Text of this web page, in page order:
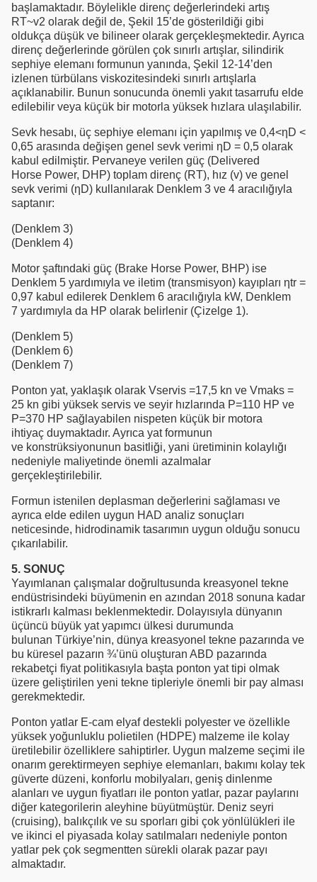
başlamaktadır. Böylelikle direnç değerlerindeki artış
RT~v2 olarak değil de, Şekil 15’de gösterildiği gibi
oldukça düşük ve bilineer olarak gerçekleşmektedir. Ayrıca
direnç değerlerinde görülen çok sınırlı artışlar, silindirik
sephiye elemanı formunun yanında, Şekil 12-14’den
izlenen türbülans viskozitesindeki sınırlı artışlarla
açıklanabilir. Bunun sonucunda önemli yakıt tasarrufu elde
edilebilir veya küçük bir motorla yüksek hızlara ulaşılabilir.
Sevk hesabı, üç sephiye elemanı için yapılmış ve 0,4<ηD <
0,65 arasında değişen genel sevk verimi ηD = 0,5 olarak
kabul edilmiştir. Pervaneye verilen güç (Delivered
Horse Power, DHP) toplam direnç (RT), hız (v) ve genel
sevk verimi (ηD) kullanılarak Denklem 3 ve 4 aracılığıyla
saptanır:
(Denklem 3)
(Denklem 4)
Motor şaftındaki güç (Brake Horse Power, BHP) ise
Denklem 5 yardımıyla ve iletim (transmisyon) kayıpları ηtr =
0,97 kabul edilerek Denklem 6 aracılığıyla kW, Denklem
7 yardımıyla da HP olarak belirlenir (Çizelge 1).
(Denklem 5)
(Denklem 6)
(Denklem 7)
Ponton yat, yaklaşık olarak Vservis =17,5 kn ve Vmaks =
25 kn gibi yüksek servis ve seyir hızlarında P=110 HP ve
P=370 HP sağlayabilen nispeten küçük bir motora
ihtiyaç duymaktadır. Ayrıca yat formunun
ve konstrüksiyonunun basitliği, yani üretiminin kolaylığı
nedeniyle maliyetinde önemli azalmalar
gerçekleştirilebilir.
Formun istenilen deplasman değerlerini sağlaması ve
ayrıca elde edilen uygun HAD analiz sonuçları
neticesinde, hidrodinamik tasarımın uygun olduğu sonucu
çıkarılabilir.
5. SONUÇ
Yayımlanan çalışmalar doğrultusunda kreasyonel tekne
endüstrisindeki büyümenin en azından 2018 sonuna kadar
istikrarlı kalması beklenmektedir. Dolayısıyla dünyanın
üçüncü büyük yat yapımcı ülkesi durumunda
bulunan Türkiye’nin, dünya kreasyonel tekne pazarında ve
bu küresel pazarın ¾’ünü oluşturan ABD pazarında
rekabetçi fiyat politikasıyla başta ponton yat tipi olmak
üzere geliştirilen yeni tekne tipleriyle önemli bir pay alması
gerekmektedir.
Ponton yatlar E-cam elyaf destekli polyester ve özellikle
yüksek yoğunluklu polietilen (HDPE) malzeme ile kolay
üretilebilir özelliklere sahiptirler. Uygun malzeme seçimi ile
onarım gerektirmeyen sephiye elemanları, bakımı kolay tek
güverte düzeni, konforlu mobilyaları, geniş dinlenme
alanları ve uygun fiyatları ile ponton yatlar, pazar paylarını
diğer kategorilerin aleyhine büyütmüştür. Deniz seyri
(cruising), balıkçılık ve su sporları gibi çok yönlülükleri ile
ve ikinci el piyasada kolay satılmaları nedeniyle ponton
yatlar pek çok segmentten sürekli olarak pazar payı
almaktadır.